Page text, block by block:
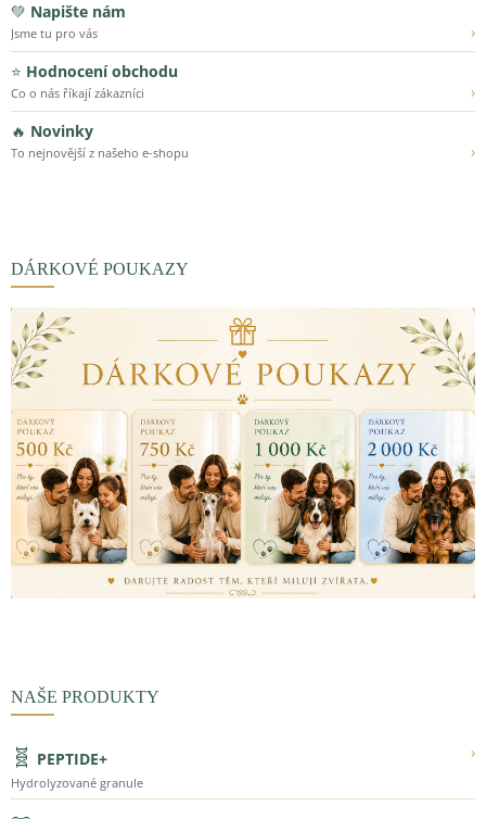
💚 Napište nám
Jsme tu pro vás
›
⭐ Hodnocení obchodu
Co o nás říkají zákazníci
›
🔥 Novinky
To nejnovější z našeho e-shopu ›
DÁRKOVÉ POUKAZY
NAŠE PRODUKTY
🧬 PEPTIDE+ ›
Hydrolyzované granule